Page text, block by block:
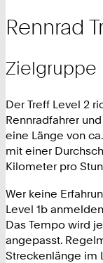
Rennrad
Zielgruppe
Der Treff Level 2
Rennradfahrer
eine Länge von ca.
mit einer
Kilometer pro
Wer keine
Level 1b
Das Tempo wird
angepasst.
Streckenlänge im